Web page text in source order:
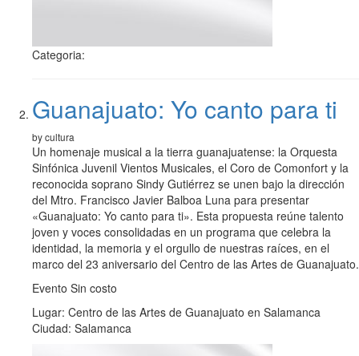
Categoria:
Guanajuato: Yo canto para ti
by cultura
Un homenaje musical a la tierra guanajuatense: la Orquesta
Sinfónica Juvenil Vientos Musicales, el Coro de Comonfort y la
reconocida soprano Sindy Gutiérrez se unen bajo la dirección
del Mtro. Francisco Javier Balboa Luna para presentar
«Guanajuato: Yo canto para ti». Esta propuesta reúne talento
joven y voces consolidadas en un programa que celebra la
identidad, la memoria y el orgullo de nuestras raíces, en el
marco del 23 aniversario del Centro de las Artes de Guanajuato.
Evento Sin costo
Lugar: Centro de las Artes de Guanajuato en Salamanca
Ciudad: Salamanca